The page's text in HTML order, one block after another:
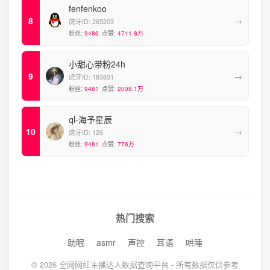
fenfenkoo
虎牙ID: 265203
粉丝: 9486 点赞: 4711.8万
→
小甜心带粉24h
虎牙ID: 183831
粉丝: 9481 点赞: 2008.1万
→
ql-海予星辰
虎牙ID: 126
粉丝: 9481 点赞: 776万
→
热门搜索
助眠 asmr 声控 耳语 哄睡
© 2026 全网网红主播达人数据查询平台 - 所有数据仅供参考